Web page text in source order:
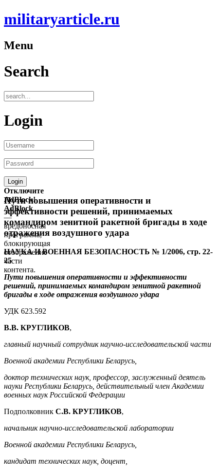
militaryarticle.ru
Menu
Search
Login
Отключите
AdBlock!
AdBlock
—
вредоносная
программа,
блокирующая
отображение
части
контента.
Пути повышения оперативности и
эффективности решений, принимаемых
командиром зенитной ракетной бригады в ходе
отражения воздушного удара
НАУКА И ВОЕННАЯ БЕЗОПАСНОСТЬ № 1/2006, стр. 22-
25
Пути повышения оперативности и эффективности
решений, принимаемых командиром зенитной ракетной
бригады в ходе отражения воздушного удара
УДК 623.592
В.В. КРУГЛИКОВ,
главный научный сотрудник научно-исследовательской части
Военной академии Республики Беларусь,
доктор технических наук, профессор, заслуженный деятель
науки Республики Беларусь, действительный член Академии
военных наук Российской Федерации
Подполковник С.В. КРУГЛИКОВ,
начальник научно-исследовательской лаборатории
Военной академии Республики Беларусь,
кандидат технических наук, доцент,